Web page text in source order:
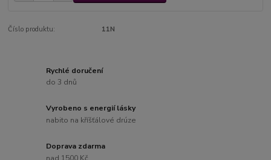
Číslo produktu: 11N
Rychlé doručení
do 3 dnů
Vyrobeno s energií lásky
nabito na kříšťálové drúze
Doprava zdarma